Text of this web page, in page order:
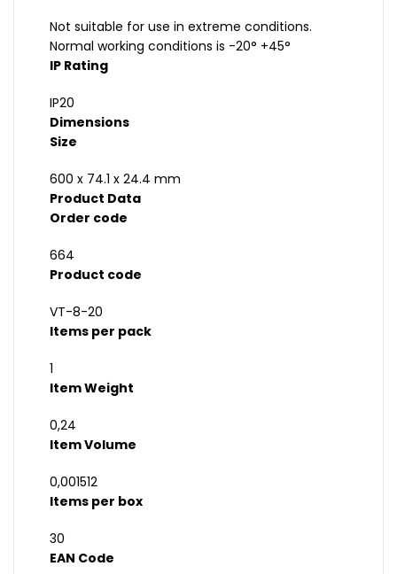
Not suitable for use in extreme conditions.
Normal working conditions is -20° +45°
IP Rating
IP20
Dimensions
Size
600 x 74.1 x 24.4 mm
Product Data
Order code
664
Product code
VT-8-20
Items per pack
1
Item Weight
0,24
Item Volume
0,001512
Items per box
30
EAN Code